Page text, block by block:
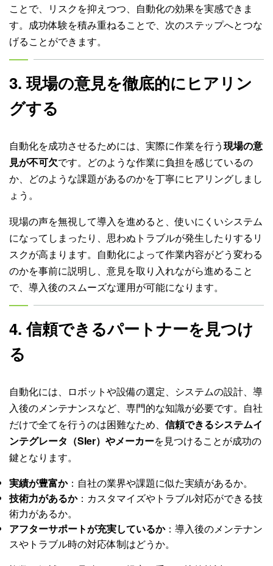
ことで、リスクを抑えつつ、自動化の効果を実感できま
す。成功体験を積み重ねることで、次のステップへとつな
げることができます。
3. 現場の意見を徹底的にヒアリン
グする
自動化を成功させるためには、実際に作業を行う現場の意
見が不可欠です。どのような作業に負担を感じているの
か、どのような課題があるのかを丁寧にヒアリングしまし
ょう。
現場の声を無視して導入を進めると、使いにくいシステム
になってしまったり、思わぬトラブルが発生したりするリ
スクが高まります。自動化によって作業内容がどう変わる
のかを事前に説明し、意見を取り入れながら進めること
で、導入後のスムーズな運用が可能になります。
4. 信頼できるパートナーを見つけ
る
自動化には、ロボットや設備の選定、システムの設計、導
入後のメンテナンスなど、専門的な知識が必要です。自社
だけで全てを行うのは困難なため、 信頼できるシステムイ
ンテグレータ（SIer）やメーカーを見つけることが成功の
鍵となります。
実績が豊富か：自社の業界や課題に似た実績があるか。
技術力があるか：カスタマイズやトラブル対応ができる技
術力があるか。
アフターサポートが充実しているか：導入後のメンテナン
スやトラブル時の対応体制はどうか。